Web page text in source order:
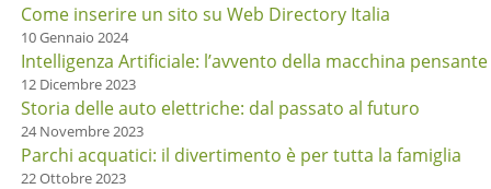
Come inserire un sito su Web Directory Italia
10 Gennaio 2024
Intelligenza Artificiale: l’avvento della macchina pensante
12 Dicembre 2023
Storia delle auto elettriche: dal passato al futuro
24 Novembre 2023
Parchi acquatici: il divertimento è per tutta la famiglia
22 Ottobre 2023